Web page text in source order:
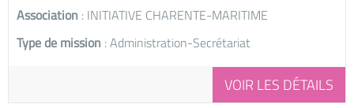
Association : INITIATIVE CHARENTE-MARITIME
Type de mission : Administration-Secrétariat
VOIR LES DÉTAILS